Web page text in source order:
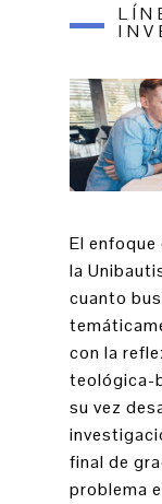
El enfoque
la
cuanto
con la
teológica-
su vez
final de
problema